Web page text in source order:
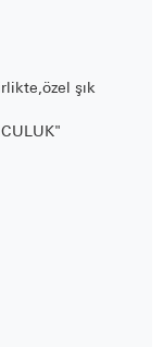
şık